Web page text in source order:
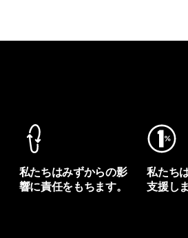
私たちはみずからの影
響に責任をもちます。
私たち
支援し